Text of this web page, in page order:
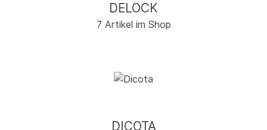
DELOCK
7 Artikel im Shop
DICOTA